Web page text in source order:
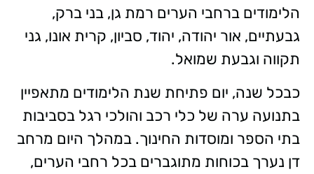
הלימודים ברחבי הערים רמת גן, בני ברק,
גבעתיים, אור יהודה, יהוד, סביון, קרית אונו, גני
תקווה וגבעת שמואל.
כבכל שנה, יום פתיחת שנת הלימודים מתאפיין
בתנועה ערה של כלי רכב והולכי רגל בסביבות
בתי הספר ומוסדות החינוך. במהלך היום מרחב
דן נערך בכוחות מתוגברים בכל רחבי הערים,